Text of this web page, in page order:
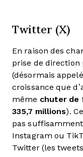
Twitter (X)
En raison des
prise de direction
(désormais
croissance que
même chuter de
335,7 millions).
pas
Instagram ou
Twitter (les